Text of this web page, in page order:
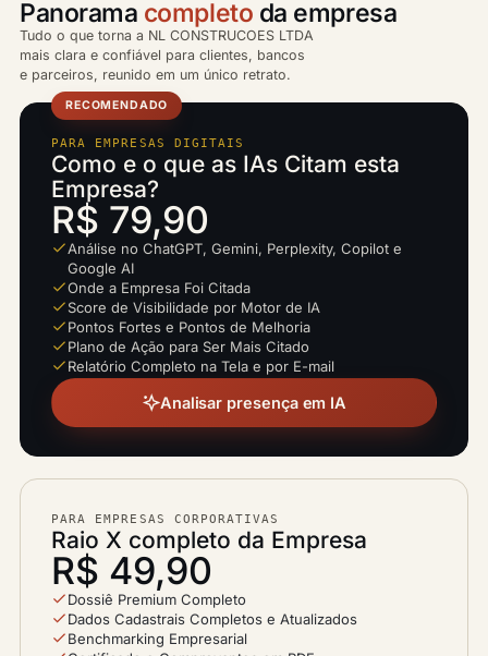
Panorama completo da empresa
Tudo o que torna a NL CONSTRUCOES LTDA
mais clara e confiável para clientes, bancos
e parceiros, reunido em um único retrato.
RECOMENDADO
PARA EMPRESAS DIGITAIS
Como e o que as IAs Citam esta
Empresa?
R$ 79,90
Análise no ChatGPT, Gemini, Perplexity, Copilot e
Google AI
Onde a Empresa Foi Citada
Score de Visibilidade por Motor de IA
Pontos Fortes e Pontos de Melhoria
Plano de Ação para Ser Mais Citado
Relatório Completo na Tela e por E-mail
Analisar presença em IA
PARA EMPRESAS CORPORATIVAS
Raio X completo da Empresa
R$ 49,90
Dossiê Premium Completo
Dados Cadastrais Completos e Atualizados
Benchmarking Empresarial